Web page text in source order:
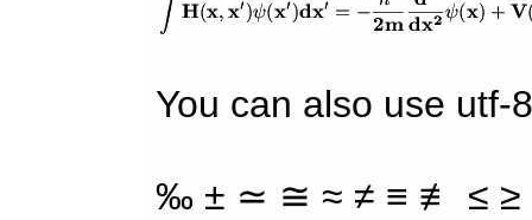
You can also use utf-
‰ ± ≃ ≅ ≈ ≠ ≡ ≢ ≤